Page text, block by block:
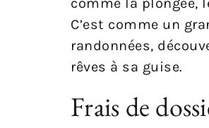
C’est comme un
randonnées,
rêves à sa guise.
Frais de